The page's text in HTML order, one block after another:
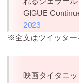
GIGUE
2023
※全文はツイッター
映画タイタニ